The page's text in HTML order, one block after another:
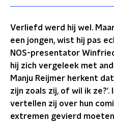
Verliefd werd hij wel.
een jongen, wist hij pas
NOS-presentator
hij zich vergeleek met
Manju Reijmer herkent
zijn zoals zij, of wil ik ze?'.
vertellen zij over hun
extremen gevierd